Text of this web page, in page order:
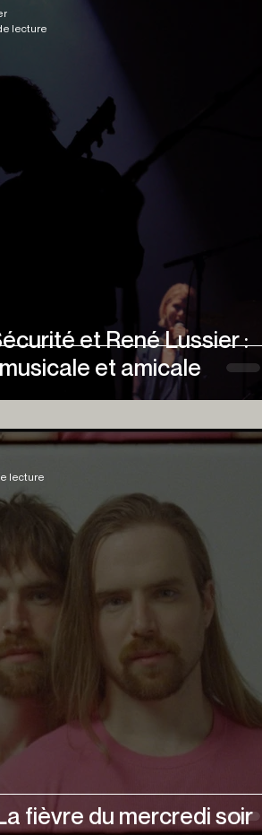
et René Lussier :
et amicale
lecture
fièvre du mercredi soir
lecture